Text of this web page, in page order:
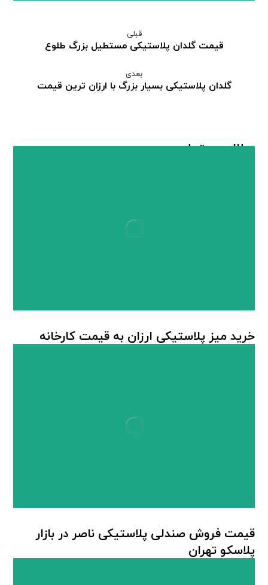
قبلی
قیمت گلدان پلاستیکی مستطیل بزرگ طلوع
بعدی
گلدان پلاستیکی بسیار بزرگ با ارزان ترین قیمت
مطالب مرتبط ...
خرید میز پلاستیکی ارزان به قیمت کارخانه
قیمت فروش صندلی پلاستیکی ناصر در بازار
پلاسکو تهران